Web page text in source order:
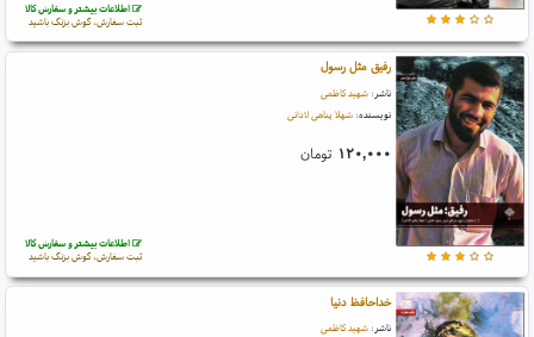
اطلاعات بیشتر و سفارش کالا
ثبت سفارش، گوش بزنگ باشید
رفیق مثل رسول
ناشر: شهید کاظمی
نویسنده: شهلا پناهی لادانی
۱۲۰,۰۰۰ تومان
اطلاعات بیشتر و سفارش کالا
ثبت سفارش، گوش بزنگ باشید
خداحافظ دنیا
ناشر: شهید کاظمی